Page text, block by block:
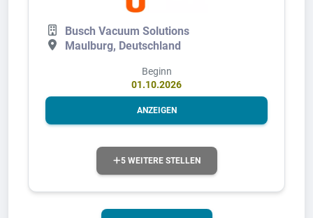
Busch Vacuum Solutions
Maulburg, Deutschland
Beginn
01.10.2026
ANZEIGEN
5 WEITERE STELLEN